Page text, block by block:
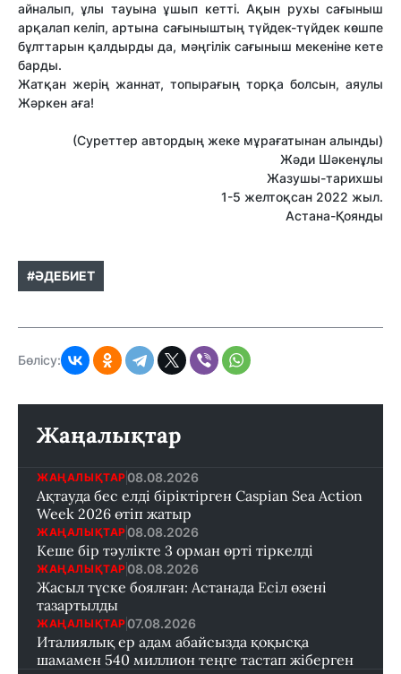
айналып, ұлы тауына ұшып кетті. Ақын рухы сағыныш
арқалап келіп, артына сағыныштың түйдек-түйдек көшпе
бұлттарын қалдырды да, мәңгілік сағыныш мекеніне кете
барды.
Жатқан жерің жаннат, топырағың торқа болсын, аяулы
Жәркен аға!
(Суреттер автордың жеке мұрағатынан алынды)
Жәди Шәкенұлы
Жазушы-тарихшы
1-5 желтоқсан 2022 жыл.
Астана-Қоянды
#ӘДЕБИЕТ
Бөлісу:
Жаңалықтар
ЖАҢАЛЫҚТАР 08.08.2026
Ақтауда бес елді біріктірген Caspian Sea Action
Week 2026 өтіп жатыр
ЖАҢАЛЫҚТАР 08.08.2026
Кеше бір тәулікте 3 орман өрті тіркелді
ЖАҢАЛЫҚТАР 08.08.2026
Жасыл түске боялған: Астанада Есіл өзені
тазартылды
ЖАҢАЛЫҚТАР 07.08.2026
Италиялық ер адам абайсызда қоқысқа
шамамен 540 миллион теңге тастап жіберген